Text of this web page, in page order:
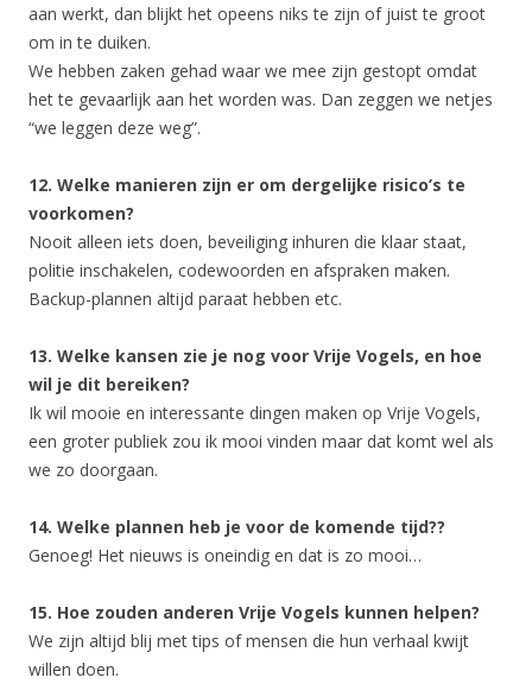
aan werkt, dan blijkt het opeens niks te zijn of juist te groot
om in te duiken.
We hebben zaken gehad waar we mee zijn gestopt omdat
het te gevaarlijk aan het worden was. Dan zeggen we netjes
“we leggen deze weg”.
12. Welke manieren zijn er om dergelijke risico’s te
voorkomen?
Nooit alleen iets doen, beveiliging inhuren die klaar staat,
politie inschakelen, codewoorden en afspraken maken.
Backup-plannen altijd paraat hebben etc.
13. Welke kansen zie je nog voor Vrije Vogels, en hoe
wil je dit bereiken?
Ik wil mooie en interessante dingen maken op Vrije Vogels,
een groter publiek zou ik mooi vinden maar dat komt wel als
we zo doorgaan.
14. Welke plannen heb je voor de komende tijd??
Genoeg! Het nieuws is oneindig en dat is zo mooi…
15. Hoe zouden anderen Vrije Vogels kunnen helpen?
We zijn altijd blij met tips of mensen die hun verhaal kwijt
willen doen.